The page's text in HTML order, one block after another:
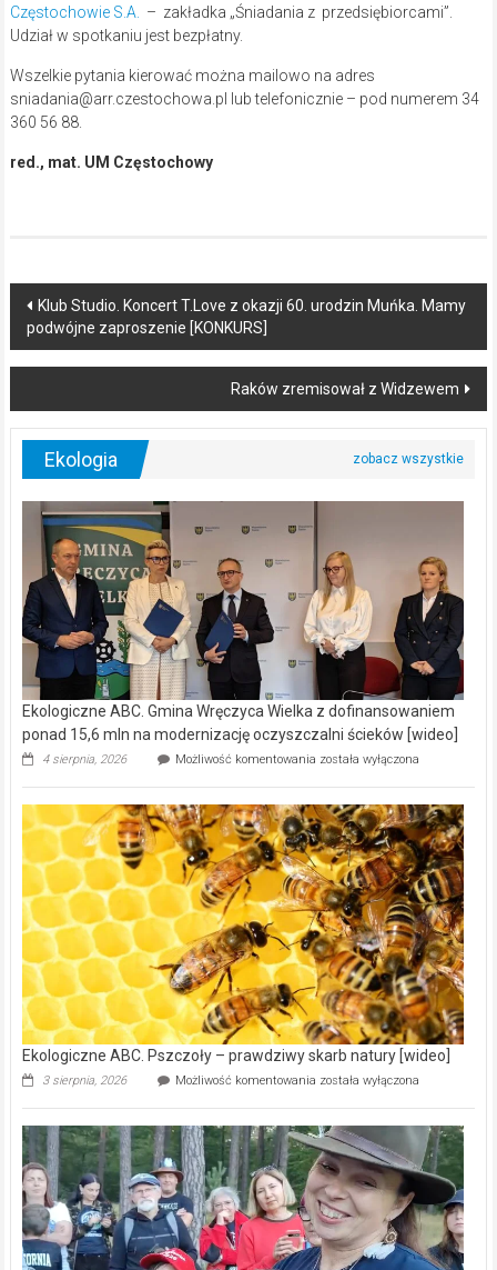
Częstochowie S.A.
– zakładka „Śniadania z przedsiębiorcami”.
Udział w spotkaniu jest bezpłatny.
Wszelkie pytania kierować można mailowo na adres
sniadania@arr.czestochowa.pl lub telefonicznie – pod numerem 34
360 56 88.
red., mat. UM Częstochowy
Post
navigation
Klub Studio. Koncert T.Love z okazji 60. urodzin Muńka. Mamy
podwójne zaproszenie [KONKURS]
Raków zremisował z Widzewem
Ekologia
Ekologiczne ABC. Gmina Wręczyca Wielka z dofinansowaniem
ponad 15,6 mln na modernizację oczyszczalni ścieków [wideo]
4 sierpnia, 2026 Możliwość komentowania Ekologiczne
Wręczyca
Wielka
z
dofinansowaniem
ponad
15,6
mln
na
modernizację
oczyszczalni
ścieków
[wideo]
została wyłączona
Ekologiczne ABC. Pszczoły – prawdziwy skarb natury [wideo]
3 sierpnia, 2026 Możliwość komentowania Ekologiczne
–
prawdziwy
skarb
natury
[wideo]
została wyłączona